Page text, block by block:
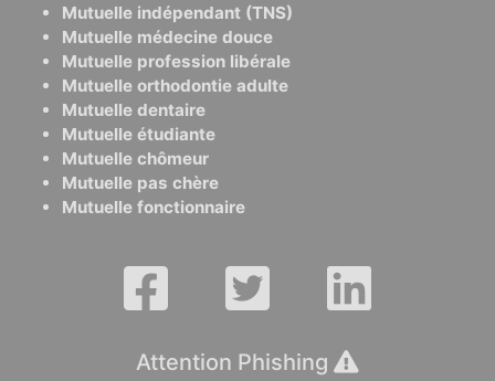
Mutuelle indépendant (TNS)
Mutuelle médecine douce
Mutuelle profession libérale
Mutuelle orthodontie adulte
Mutuelle dentaire
Mutuelle étudiante
Mutuelle chômeur
Mutuelle pas chère
Mutuelle fonctionnaire
Attention Phishing